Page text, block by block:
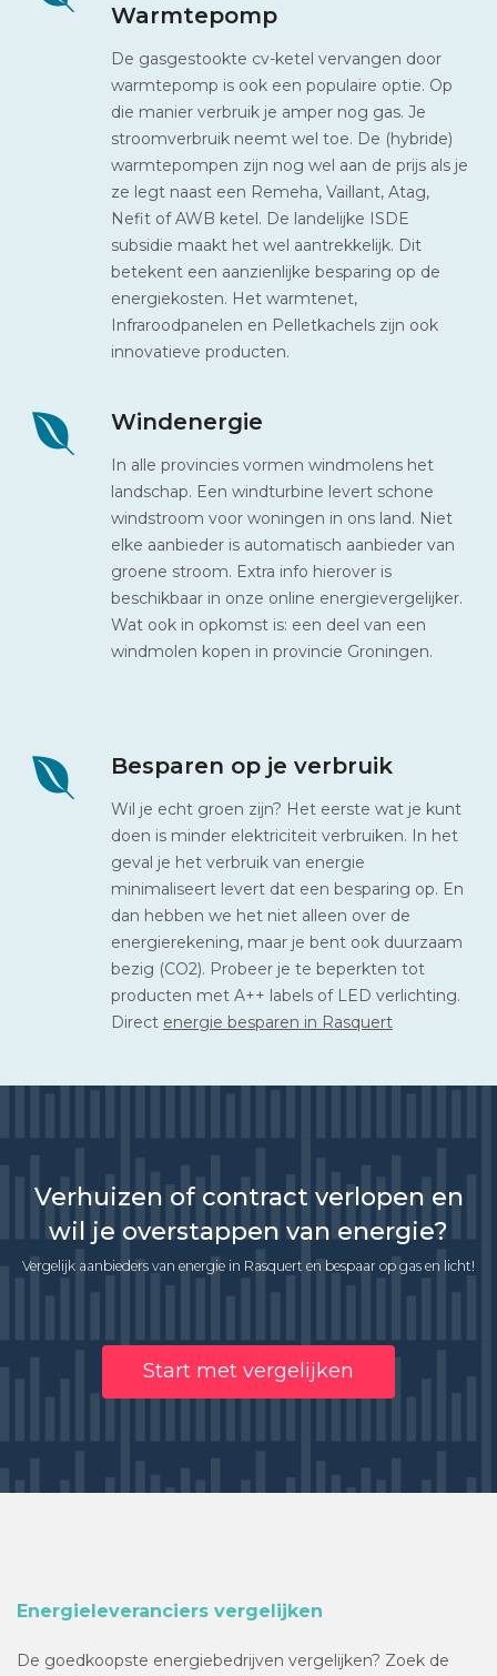
Warmtepomp
De gasgestookte cv-ketel vervangen door
warmtepomp is ook een populaire optie. Op
die manier verbruik je amper nog gas. Je
stroomverbruik neemt wel toe. De (hybride)
warmtepompen zijn nog wel aan de prijs als je
ze legt naast een Remeha, Vaillant, Atag,
Nefit of AWB ketel. De landelijke ISDE
subsidie maakt het wel aantrekkelijk. Dit
betekent een aanzienlijke besparing op de
energiekosten. Het warmtenet,
Infraroodpanelen en Pelletkachels zijn ook
innovatieve producten.
Windenergie
In alle provincies vormen windmolens het
landschap. Een windturbine levert schone
windstroom voor woningen in ons land. Niet
elke aanbieder is automatisch aanbieder van
groene stroom. Extra info hierover is
beschikbaar in onze online energievergelijker.
Wat ook in opkomst is: een deel van een
windmolen kopen in provincie Groningen.
Besparen op je verbruik
Wil je echt groen zijn? Het eerste wat je kunt
doen is minder elektriciteit verbruiken. In het
geval je het verbruik van energie
minimaliseert levert dat een besparing op. En
dan hebben we het niet alleen over de
energierekening, maar je bent ook duurzaam
bezig (CO2). Probeer je te beperkten tot
producten met A++ labels of LED verlichting.
Direct energie besparen in Rasquert
Verhuizen of contract verlopen en
wil je overstappen van energie?
Vergelijk aanbieders van energie in Rasquert en bespaar op gas en licht!
Start met vergelijken
Energieleveranciers vergelijken
De goedkoopste energiebedrijven vergelijken? Zoek de